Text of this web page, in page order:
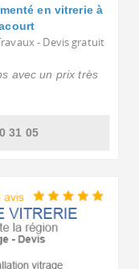
en vitrerie à
- Devis gratuit
avec un prix très
31 05